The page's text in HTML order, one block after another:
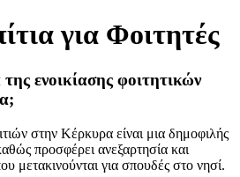
για Φοιτητές
ενοικίασης φοιτητικών
στην Κέρκυρα είναι μια δημοφιλής
προσφέρει ανεξαρτησία και
μετακινούνται για σπουδές στο νησί.